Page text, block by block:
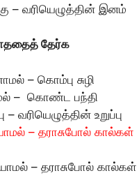
– வரியெழுத்தின் இனம்
தேர்க
– கொம்பு சுழி
– கொண்ட பந்தி
– வரியெழுத்தின் உறுப்பு
– தராசுபோல் கால்கள்
– தராசுபோல் கால்கள்